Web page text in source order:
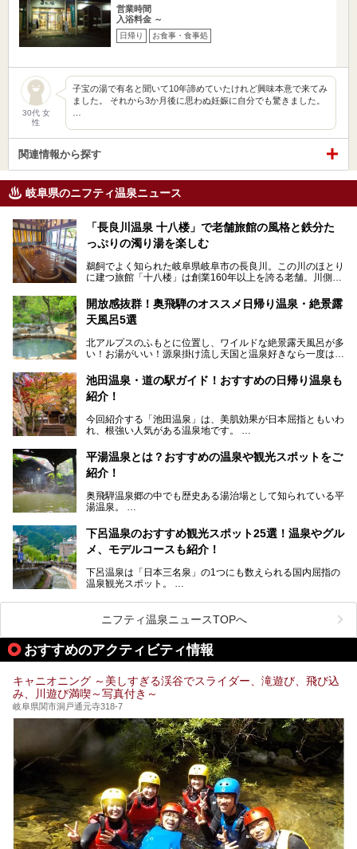
営業時間
入浴料金 ～
日帰り お食事・食事処
30代 女
性
子宝の湯で有名と聞いて10年諦めていたけれど興味本意で来てみ
ました。 それから3か月後に思わぬ妊娠に自分でも驚きました。
関連情報から探す
岐阜県のニフティ温泉ニュース
「長良川温泉 十八楼」で老舗旅館の風格と鉄分た
っぷりの濁り湯を楽しむ
鵜飼でよく知られた岐阜県岐阜市の長良川。この川のほとり
に建つ旅館「十八楼」は創業160年以上を誇る老舗。川側の
濁り湯で、地産地消にこだわった食事も定評があります。
そして大浴場は日帰り入浴もできるんですよ。泊まりでも日
岐阜の手仕事に触れる旅とともに楽しんでみてはいかがでし
ょう！
───
提供元：岐阜県【PR】
この記事は岐阜県のPR記事です。
開放感抜群！奥飛騨のオススメ日帰り温泉・絶景露
天風呂5選
北アルプスのふもとに位置し、ワイルドな絶景露天風呂が多
い！お湯がいい！源泉掛け流し天国と温泉好きなら一度は行
「平湯温泉」「福地温泉」「新平湯温泉」「栃尾温泉」「新
穂高温泉」と5つの温泉地を総称して奥飛騨温泉郷と呼びま
風呂を5ヶ所ご紹介したいと思います。いずれも素晴らしい
温泉ですよ！
池田温泉・道の駅ガイド！おすすめの日帰り温泉も
紹介！
今回紹介する「池田温泉」は、美肌効果が日本屈指ともいわ
れ、根強い人気がある温泉地です。
温泉旅として利用することができます。
池田温泉には道の駅があるなど、温泉、観光、買い物と、さ
そんな池田温泉の魅力を詳しく紹介していきます！
平湯温泉とは？おすすめの温泉や観光スポットをご
紹介！
奥飛騨温泉郷の中でも歴史ある湯治場として知られている平
湯温泉。
らの利用客も増え、ますます賑わいを見せています。そこで
今回は、平湯温泉の観光スポットとおすすめの温泉施設を紹
介します。気になる温泉をぜひチェックしてみてください。
下呂温泉のおすすめ観光スポット25選！温泉やグル
メ、モデルコースも紹介！
下呂温泉は「日本三名泉」の1つにも数えられる国内屈指の
温泉観光スポット。
のグルメを楽しんだり、周辺にある名所にも足を伸ばしたり
したいもの。
本記事では、下呂温泉エリアにあるおすすめの観光スポット
をご紹介するとともに散策する際のモデルコースもご提案。
下呂温泉観光をたっぷりとガイドします！
ニフティ温泉ニュースTOPへ
おすすめのアクティビティ情報
キャニオニング ～美しすぎる渓谷でスライダー、滝遊び、飛び込
み、川遊び満喫～写真付き～
岐阜県関市洞戸通元寺318-7